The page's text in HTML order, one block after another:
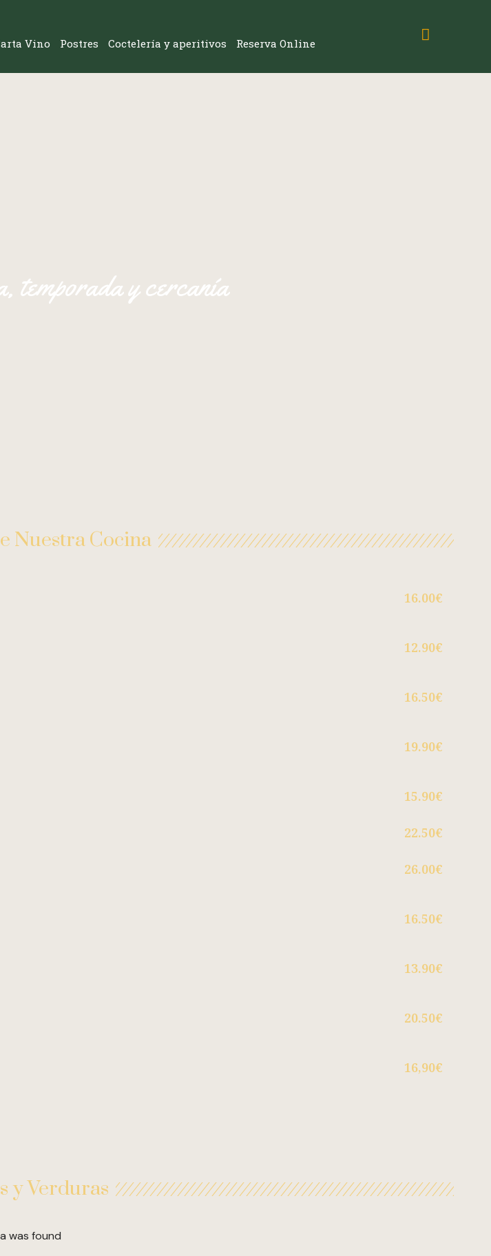
Vino Postres Coctelería y aperitivos Reserva Online
temporada y cercanía
Nuestra Cocina
16.00€
12.90€
16.50€
19.90€
15.90€
22.50€
26.00€
16.50€
13.90€
20.50€
16,90€
y Verduras
was found